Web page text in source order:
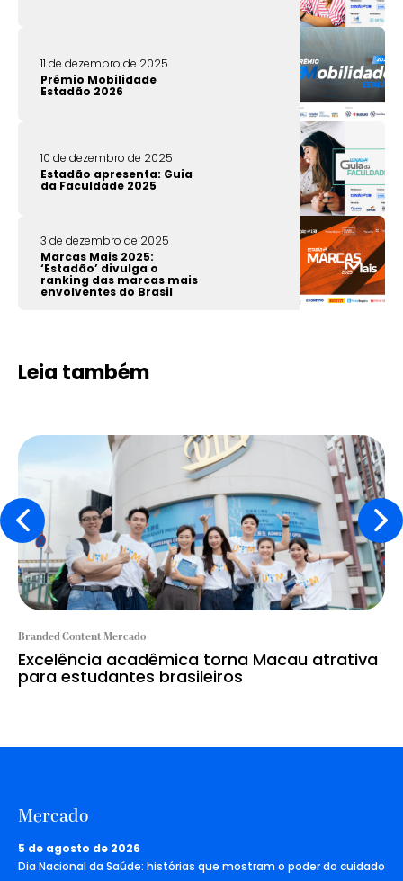
11 de dezembro de 2025
Prêmio Mobilidade
Estadão 2026
10 de dezembro de 2025
Estadão apresenta: Guia
da Faculdade 2025
3 de dezembro de 2025
Marcas Mais 2025:
‘Estadão’ divulga o
ranking das marcas mais
envolventes do Brasil
Leia também
Branded Content Mercado
Excelência acadêmica torna Macau atrativa
para estudantes brasileiros
Mercado
5 de agosto de 2026
Dia Nacional da Saúde: histórias que mostram o poder do cuidado